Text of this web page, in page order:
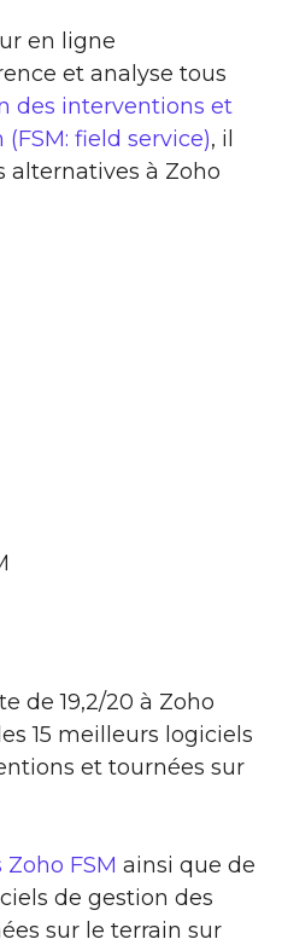
en ligne
et analyse tous
des interventions et
field service), il
alternatives à Zoho
de 19,2/20 à Zoho
15 meilleurs logiciels
et tournées sur
Zoho FSM ainsi que de
de gestion des
sur le terrain sur